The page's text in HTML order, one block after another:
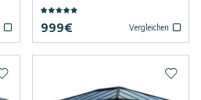
999€ Vergleichen
Zur Wunschliste hinzufügen Zur